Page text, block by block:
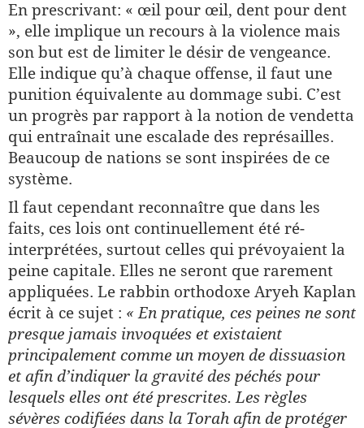
En prescrivant: « œil pour œil, dent pour dent
», elle implique un recours à la violence mais
son but est de limiter le désir de vengeance.
Elle indique qu’à chaque offense, il faut une
punition équivalente au dommage subi. C’est
un progrès par rapport à la notion de vendetta
qui entraînait une escalade des représailles.
Beaucoup de nations se sont inspirées de ce
système.
Il faut cependant reconnaître que dans les
faits, ces lois ont continuellement été ré-
interprétées, surtout celles qui prévoyaient la
peine capitale. Elles ne seront que rarement
appliquées. Le rabbin orthodoxe Aryeh Kaplan
écrit à ce sujet : « En pratique, ces peines ne sont
presque jamais invoquées et existaient
principalement comme un moyen de dissuasion
et afin d’indiquer la gravité des péchés pour
lesquels elles ont été prescrites. Les règles
sévères codifiées dans la Torah afin de protéger